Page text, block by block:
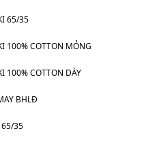
65/35
100% COTTON MỎNG
100% COTTON DÀY
BHLĐ
65/35